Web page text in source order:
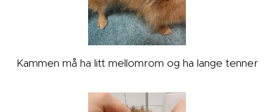
Kammen må ha litt mellomrom og ha lange tenner